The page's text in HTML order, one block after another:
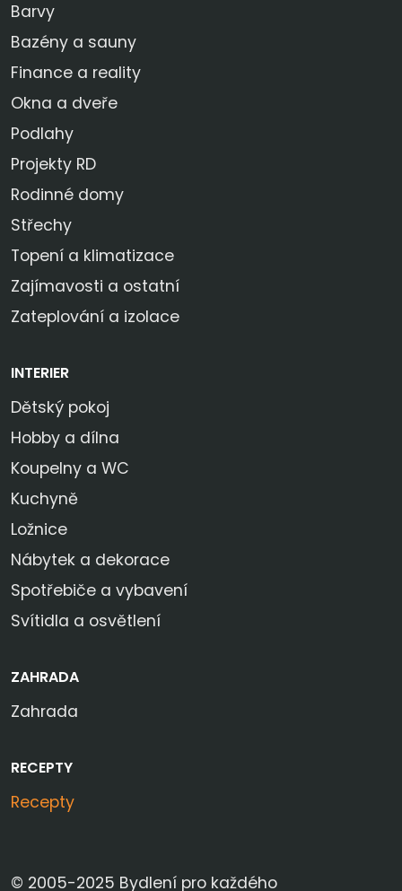
Barvy
Bazény a sauny
Finance a reality
Okna a dveře
Podlahy
Projekty RD
Rodinné domy
Střechy
Topení a klimatizace
Zajímavosti a ostatní
Zateplování a izolace
INTERIER
Dětský pokoj
Hobby a dílna
Koupelny a WC
Kuchyně
Ložnice
Nábytek a dekorace
Spotřebiče a vybavení
Svítidla a osvětlení
ZAHRADA
Zahrada
RECEPTY
Recepty
© 2005-2025 Bydlení pro každého